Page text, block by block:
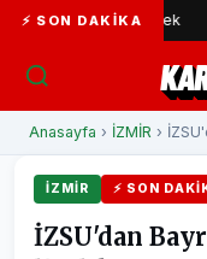
⚡ SON DAKIKA
incelenecek
Anasayfa › İZMİR ›
İZMİR ⚡ SON
İZSU'dan